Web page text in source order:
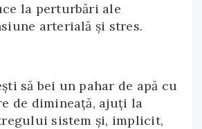
la perturbări ale
arterială și stres.
să bei un pahar de apă cu
de dimineață, ajuți la
sistem și, implicit,